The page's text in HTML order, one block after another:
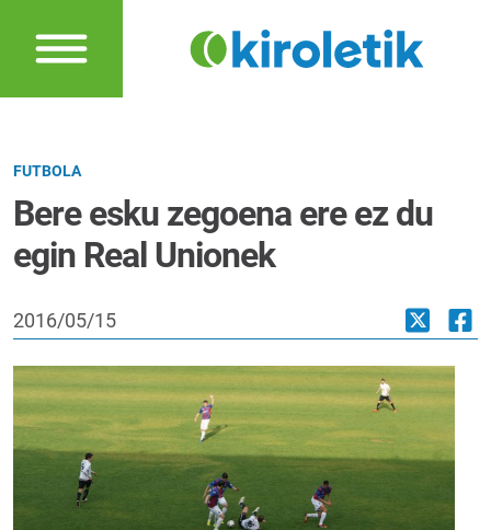
FUTBOLA
Bere esku zegoena ere ez du
egin Real Unionek
2016/05/15